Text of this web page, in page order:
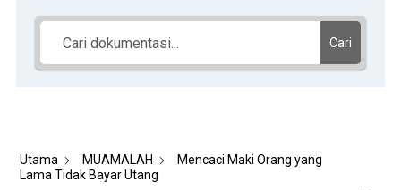
Cari
Utama MUAMALAH
Mencaci Maki Orang yang
Lama Tidak Bayar Utang